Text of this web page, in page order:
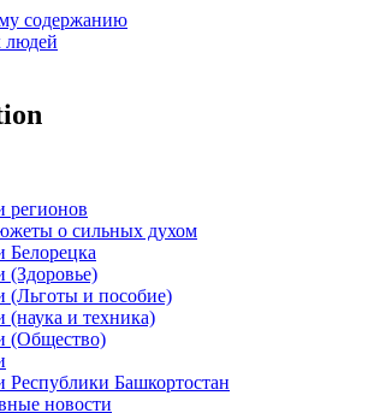
содержанию
регионов
о сильных духом
Белорецка
(Здоровье)
(Льготы и пособие)
(наука и техника)
(Общество)
Республики Башкортостан
новости